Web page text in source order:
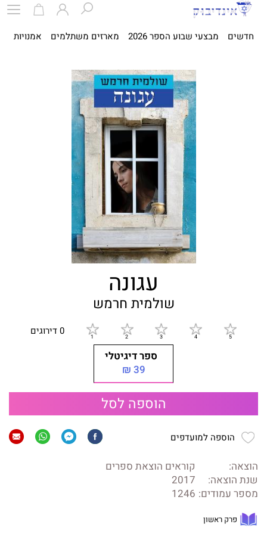
חדשים מבצעי שבוע הספר 2026 מארזים משתלמים אמנויות
עגונה
שולמית חרמש
0 דירוגים
ספר דיגיטלי
39 ₪
הוספה לסל
הוספה למועדפים
הוצאה:
קוראים הוצאת ספרים
שנת הוצאה:
2017
מספר עמודים: 1246
פרק ראשון